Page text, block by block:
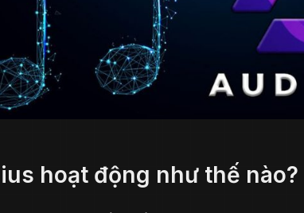
hoạt động như thế nào?